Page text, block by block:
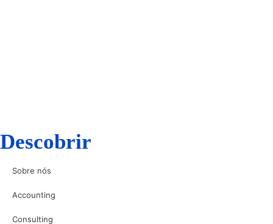
Descobrir
Sobre nós
Accounting
Consulting